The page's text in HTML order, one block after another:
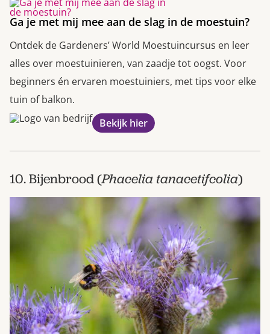
Ga je met mij mee aan de slag in de moestuin?
Ontdek de Gardeners’ World Moestuincursus en leer
alles over moestuinieren, van zaadje tot oogst. Voor
beginners én ervaren moestuiniers, met tips voor elke
tuin of balkon.
Bekijk hier
10. Bijenbrood (Phacelia tanacetifcolia)